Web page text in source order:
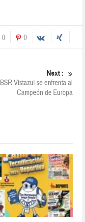
0 0
Next :
BSR Vistazul se enfrenta al
Campeón de Europa